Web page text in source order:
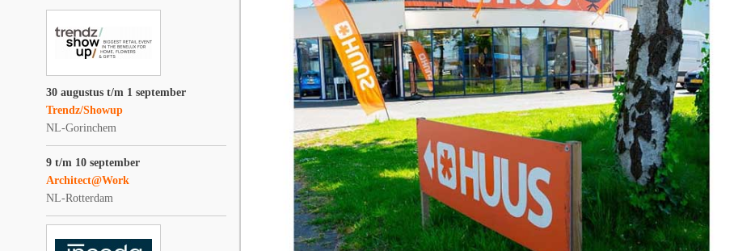
30 augustus t/m 1 september
Trendz/Showup
NL-Gorinchem
9 t/m 10 september
Architect@Work
NL-Rotterdam